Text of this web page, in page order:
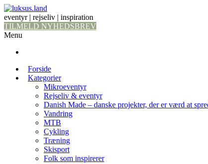
eventyr | rejseliv | inspiration
TILMELD NYHEDSBREV
Menu
Forside
Kategorier
Mikroeventyr
Rejseliv & eventyr
Danish Made – danske projekter, der er værd at
Vandring
MTB
Cykling
Træning
Skisport
Folk som inspirerer